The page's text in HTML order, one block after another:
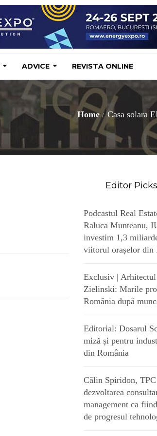
ADVICE REVISTA ONLINE
Home Casa solara
Editor Picks
Podcastul Real
Raluca Munteanu,
investim 1,3
viitorul orașelor din
Exclusiv |
Zielinski: Marile
România după
Editorial: Dosarul
miză și pentru
din România
Călin Spiridon,
dezvoltarea
management ca
de progresul